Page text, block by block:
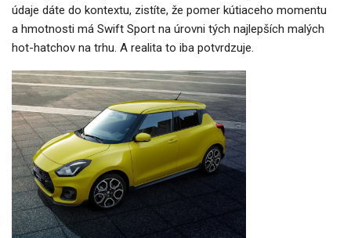
údaje dáte do kontextu, zistíte, že pomer kútiaceho momentu
a hmotnosti má Swift Sport na úrovni tých najlepších malých
hot-hatchov na trhu. A realita to iba potvrdzuje.